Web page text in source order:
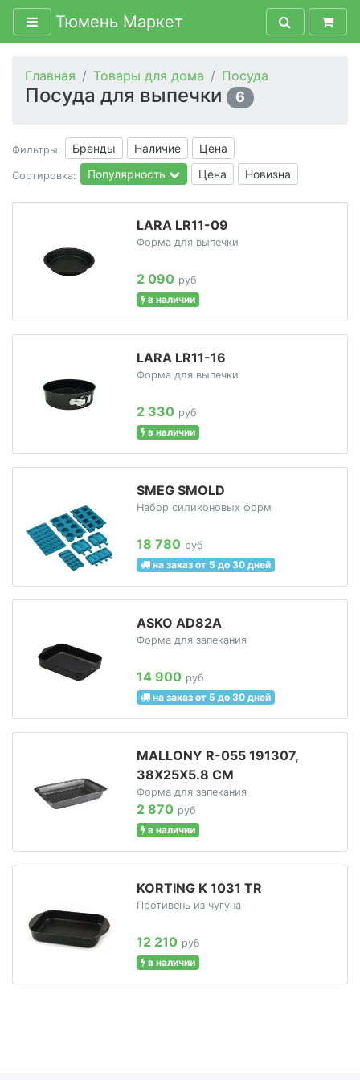
Тюмень Маркет
Главная Товары для дома Посуда
Посуда для выпечки 6
Фильтры: Бренды Наличие Цена
Сортировка: Популярность Цена Новизна
LARA LR11-09
Форма для выпечки
2 090 руб
в наличии
LARA LR11-16
Форма для выпечки
2 330 руб
в наличии
SMEG SMOLD
Набор силиконовых форм
18 780 руб
на заказ от 5 до 30 дней
ASKO AD82A
Форма для запекания
14 900 руб
на заказ от 5 до 30 дней
MALLONY R-055 191307,
38Х25Х5.8 СМ
Форма для запекания
2 870 руб
в наличии
KORTING K 1031 TR
Противень из чугуна
12 210 руб
в наличии